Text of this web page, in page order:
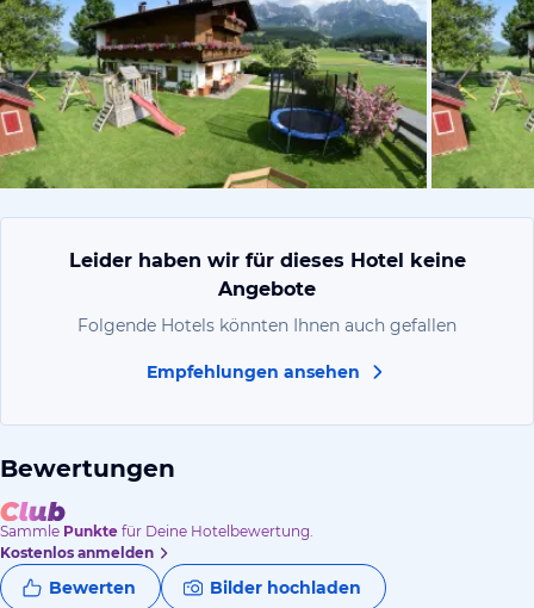
vom
Leider haben wir für dieses Hotel keine
Angebote
Folgende Hotels könnten Ihnen auch gefallen
Empfehlungen ansehen
Bewertungen
Sammle Punkte für Deine Hotelbewertung.
Kostenlos anmelden
Bewerten Bilder hochladen